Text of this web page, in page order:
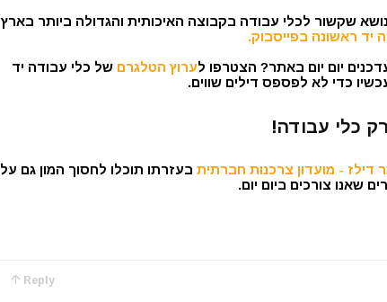
שקשור לכלי עבודה בקבוצה האיכותית והגדולה ביותר בארץ
יד ראשונה בפייסבוק.
יום יום באתר? הצטרפו לערוץ הטלגרם של כלי עבודה יד
כדי לא לפספס דילים שווים.
כלי עבודה!
דילז - מועדון צרכנות חברתית בעזרתו תוכלו לחסוך המון גם על
שאנו צורכים ביום יום.
Reply